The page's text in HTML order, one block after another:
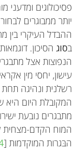
פסיכולוגים
יותר ממבוגרים
ההבדל העיקרי בין
בסוגהסיכון.
הנפוצות אצל
עישון, יחסי מין
רשלנית ונהיגה
המקובלת היום
מתבגרים נובעת
המוח הקדם-מצחית
הבּגרות המוקדמות [